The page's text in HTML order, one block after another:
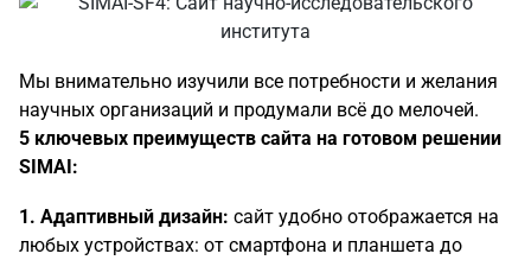
Мы внимательно изучили все потребности и желания
научных организаций и продумали всё до мелочей.
5 ключевых преимуществ сайта на готовом решении
SIMAI:
1. Адаптивный дизайн: сайт удобно отображается на
любых устройствах: от смартфона и планшета до